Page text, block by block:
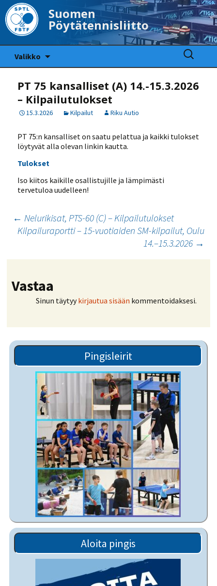
Suomen
Pöytätennisliitto
Valikko
Haku:
PT 75 kansalliset (A) 14.-15.3.2026
– Kilpailutulokset
15.3.2026 Kilpailut Riku Autio
PT 75:n kansalliset on saatu pelattua ja kaikki tulokset
löytyvät alla olevan linkin kautta.
Tulokset
Iso kiitos kaikille osallistujille ja lämpimästi
tervetuloa uudelleen!
Artikkelien
selaus
← Nelurikisat, PTS-60 (C) – Kilpailutulokset
Kilpailuraportti – 15-vuotiaiden SM-kilpailut, Oulu
14.–15.3.2026 →
Vastaa
Sinun täytyykirjautua sisään kommentoidaksesi.
Pingisleirit
Aloita pingis